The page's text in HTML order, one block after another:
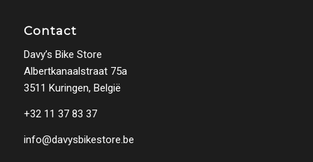
Contact
Davy’s Bike Store
Albertkanaalstraat 75a
3511 Kuringen, België
+32 11 37 83 37
info@davysbikestore.be